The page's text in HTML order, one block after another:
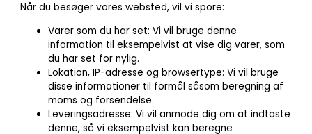
Når du besøger vores websted, vil vi spore:
Varer som du har set: Vi vil bruge denne
information til eksempelvist at vise dig varer, som
du har set for nylig.
Lokation, IP-adresse og browsertype: Vi vil bruge
disse informationer til formål såsom beregning af
moms og forsendelse.
Leveringsadresse: Vi vil anmode dig om at indtaste
denne, så vi eksempelvist kan beregne